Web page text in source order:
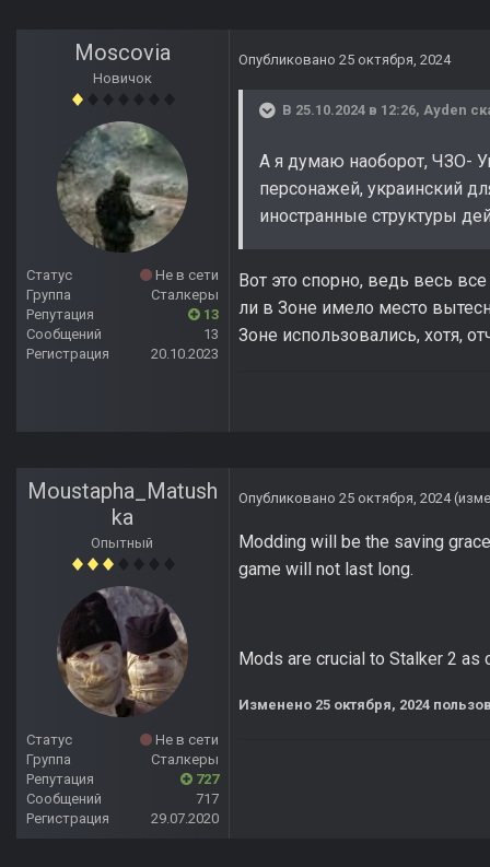
Moscovia
Новичок
Статус
Не в сети
Группа
Сталкеры
Репутация
13
Сообщений
13
Регистрация
20.10.2023
Опубликовано 25 октября, 2024
В 25.10.2024 в 12:26, Ayden
А я думаю наоборот, ЧЗО-
персонажей, украинский
иностранные структуры
Вот это спорно, ведь весь
ли в Зоне имело место
Зоне использовались, хотя,
Moustapha_Matush
ka
Опытный
Статус
Не в сети
Группа
Сталкеры
Репутация
727
Сообщений
717
Регистрация
29.07.2020
Опубликовано 25 октября, 2024
Modding will be the saving
game will not last long.
Mods are crucial to Stalker 2
Изменено 25 октября, 2024